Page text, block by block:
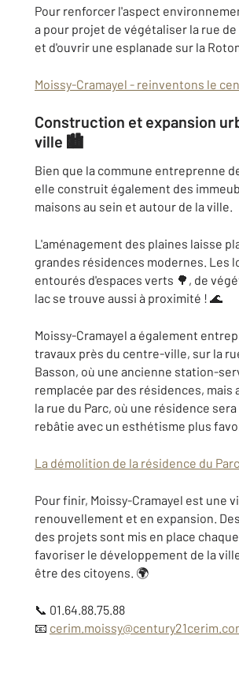
Pour renforcer l'aspect
a pour projet de végétaliser la rue
et d'ouvrir une esplanade sur la
Moissy-Cramayel - reinventons le
Construction et expansion
ville 🏙️
Bien que la commune entreprenne
elle construit également des
maisons au sein et autour de la ville.
L'aménagement des plaines laisse
grandes résidences modernes. Les
entourés d'espaces verts 🌳, de
lac se trouve aussi à proximité ! 🌊
Moissy-Cramayel a également
travaux près du centre-ville, sur la
Basson, où une ancienne station-
remplacée par des résidences, mais
la rue du Parc, où une résidence
rebâtie avec un esthétisme plus
La démolition de la résidence du Parc
Pour finir, Moissy-Cramayel est une
renouvellement et en expansion.
des projets sont mis en place
favoriser le développement de la
être des citoyens. 🌍
📞 01.64.88.75.88
📧